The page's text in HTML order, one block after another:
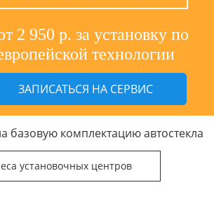
2 950 р. за установку по
технологии
ЗАПИСАТЬСЯ НА СЕРВИС
базовую комплектацию автостекла
установочных центров